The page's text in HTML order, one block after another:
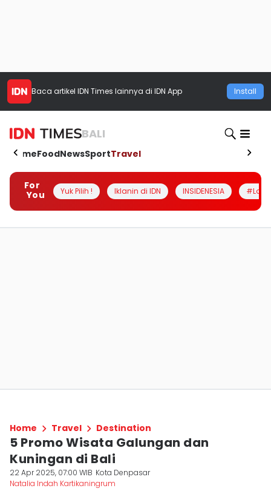
Baca artikel IDN Times lainnya di IDN App Install
BALI
HomeFoodNewsSportTravel
For
You
Yuk Pilih ! Iklanin di IDN INSIDENESIA
Home Travel Destination
5 Promo Wisata Galungan dan
Kuningan di Bali
22 Apr 2025, 07:00 WIB Kota Denpasar
Natalia Indah Kartikaningrum